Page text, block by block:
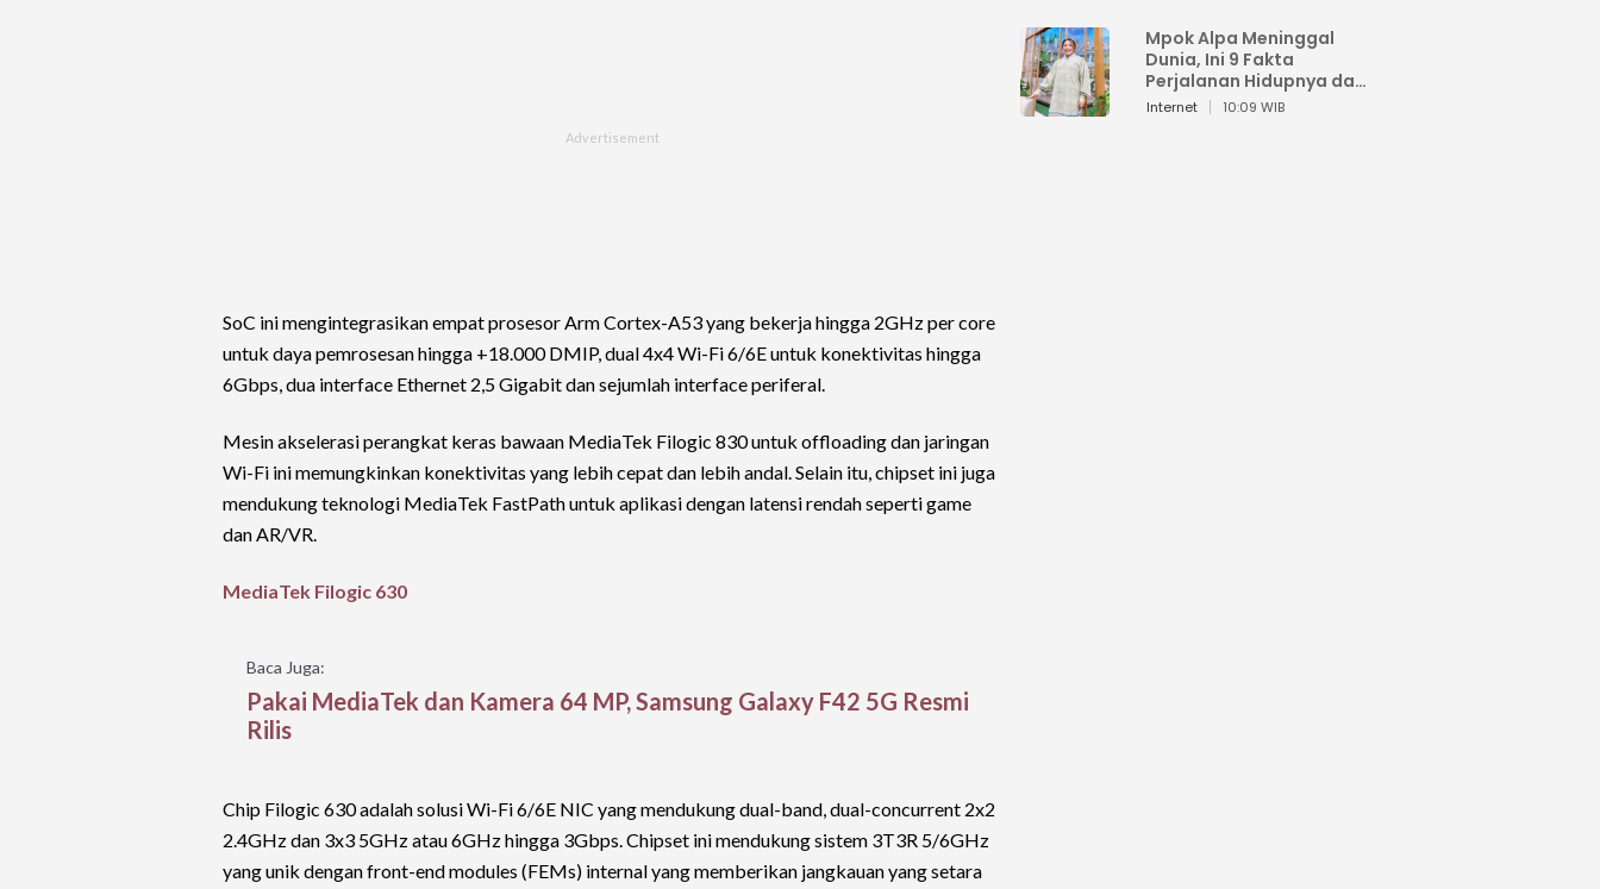
SoC ini mengintegrasikan empat prosesor Arm Cortex-A53 yang bekerja hingga 2GHz per core
untuk daya pemrosesan hingga +18.000 DMIP, dual 4x4 Wi-Fi 6/6E untuk konektivitas hingga
6Gbps, dua interface Ethernet 2,5 Gigabit dan sejumlah interface periferal.
Mesin akselerasi perangkat keras bawaan MediaTek Filogic 830 untuk offloading dan jaringan
Wi-Fi ini memungkinkan konektivitas yang lebih cepat dan lebih andal. Selain itu, chipset ini juga
mendukung teknologi MediaTek FastPath untuk aplikasi dengan latensi rendah seperti game
dan AR/VR.
MediaTek Filogic 630
Baca Juga:
Pakai MediaTek dan Kamera 64 MP, Samsung Galaxy F42 5G Resmi
Rilis
Chip Filogic 630 adalah solusi Wi-Fi 6/6E NIC yang mendukung dual-band, dual-concurrent 2x2
2.4GHz dan 3x3 5GHz atau 6GHz hingga 3Gbps. Chipset ini mendukung sistem 3T3R 5/6GHz
yang unik dengan front-end modules (FEMs) internal yang memberikan jangkauan yang setara
Mpok Alpa Meninggal
Dunia, Ini 9 Fakta
Perjalanan Hidupnya dari
Viral hingga Puncak
Internet 10:09 WIB